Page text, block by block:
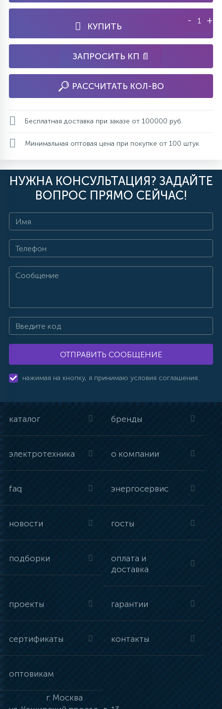
КУПИТЬ
- +
ЗАПРОСИТЬ КП 📄
РАССЧИТАТЬ КОЛ-ВО
Бесплатная доставка при заказе от 100000 руб.
Минимальная оптовая цена при покупке от 100 штук
НУЖНА КОНСУЛЬТАЦИЯ? ЗАДАЙТЕ
ВОПРОС ПРЯМО СЕЙЧАС!
ОТПРАВИТЬ СООБЩЕНИЕ
нажимая на кнопку, я принимаю условия соглашения.
каталог бренды
электротехника о компании
faq энергосервис
новости госты
подборки
оплата и
доставка
проекты гарантии
сертификаты контакты
оптовикам
г. Москва